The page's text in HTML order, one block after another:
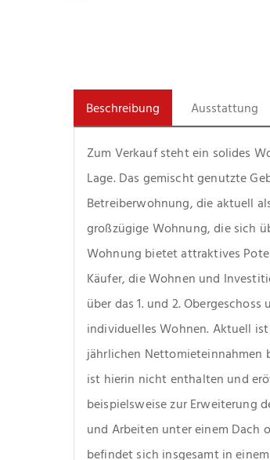
Beschreibung Ausstattung
Zum Verkauf steht ein solides
Lage. Das gemischt genutzte
Betreiberwohnung, die aktuell
großzügige Wohnung, die sich
Wohnung bietet attraktives
Käufer, die Wohnen und
über das 1. und 2.
individuelles Wohnen. Aktuell
jährlichen Nettomieteinnahmen
ist hierin nicht enthalten und
beispielsweise zur Erweiterung
und Arbeiten unter einem Dach
befindet sich insgesamt in